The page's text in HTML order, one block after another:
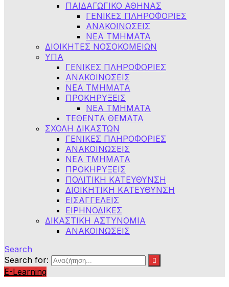
ΠΑΙΔΑΓΩΓΙΚΟ ΑΘΗΝΑΣ
ΓΕΝΙΚΕΣ ΠΛΗΡΟΦΟΡΙΕΣ
ΑΝΑΚΟΙΝΩΣΕΙΣ
ΝΕΑ ΤΜΗΜΑΤΑ
ΔΙΟΙΚΗΤΕΣ ΝΟΣΟΚΟΜΕΙΩΝ
ΥΠΑ
ΓΕΝΙΚΕΣ ΠΛΗΡΟΦΟΡΙΕΣ
ΑΝΑΚΟΙΝΩΣΕΙΣ
NEA TMHMATA
ΠΡΟΚΗΡΥΞΕΙΣ
ΝΕΑ ΤΜΗΜΑΤΑ
ΤΕΘΕΝΤΑ ΘΕΜΑΤΑ
ΣΧΟΛΗ ΔΙΚΑΣΤΩΝ
ΓΕΝΙΚΕΣ ΠΛΗΡΟΦΟΡΙΕΣ
ΑΝΑΚΟΙΝΩΣΕΙΣ
ΝΕΑ ΤΜΗΜΑΤΑ
ΠΡΟΚΗΡΥΞΕΙΣ
ΠΟΛΙΤΙΚΗ ΚΑΤΕΥΘΥΝΣΗ
ΔΙΟΙΚΗΤΙΚΗ ΚΑΤΕΥΘΥΝΣΗ
ΕΙΣΑΓΓΕΛΕΙΣ
ΕΙΡΗΝΟΔΙΚΕΣ
ΔΙΚΑΣΤΙΚΗ ΑΣΤΥΝΟΜΙΑ
ΑΝΑΚΟΙΝΩΣΕΙΣ
Search
Search for:
E-Learning